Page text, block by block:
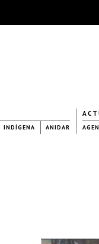
INDÍGENA ANIDAR